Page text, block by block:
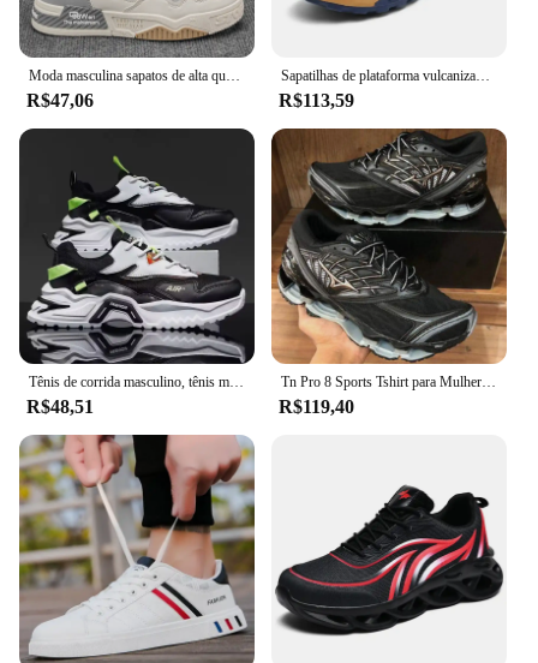
R$47,06
Sapatilhas de plataforma vulcanizada masculina, tênis de corrida casual masculino, tamanho grande 45 46, quente, novo, 2021
R$113,59
R$48,51
Tn Pro 8 Sports Tshirt para Mulheres, Masculino e Feminino
R$119,40